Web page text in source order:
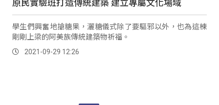
學生們興奮地搶糖果，灑糖儀式除了要驅邪以外，也為這棟
剛剛上梁的阿美族傳統建築物祈福。
2021-09-29 12:26